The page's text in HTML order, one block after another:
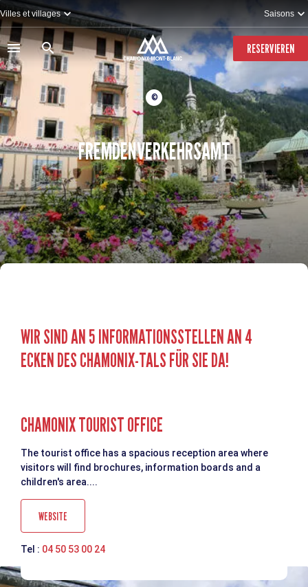
Direkt
zum
Inhalt
Villes et villages Saisons
RESERVIEREN
FREMDENVERKEHRSAMT
©
WIR SIND AN 5 INFORMATIONSSTELLEN AN 4
ECKEN DES CHAMONIX-TALS FÜR SIE DA!
CHAMONIX TOURIST OFFICE
The tourist office has a spacious reception area where
visitors will find brochures, information boards and a
children's area....
WEBSITE
Tel : 04 50 53 00 24